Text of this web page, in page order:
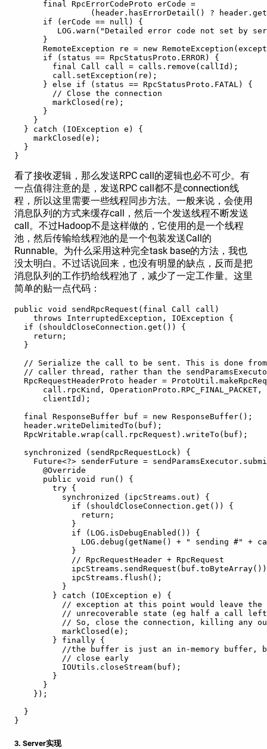
      final RpcErrorCodeProto erCode =
(header.hasErrorDetail() ?
      if (erCode == null) {
LOG.warn("Detailed error code not set by
      }
RemoteException re = new
      if (status == RpcStatusProto.ERROR) {
        final Call call = calls.remove(callId);
        call.setException(re);
      } else if (status == RpcStatusProto.FATAL) {
        // Close the connection
        markClosed(re);
      }
    }
  } catch (IOException e) {
    markClosed(e);
  }
}
看了接收逻辑，那么发送RPC call的逻辑也必不可少。有
一点值得注意的是，发送RPC call都不是connection线
程，所以这里需要一些线程同步方法。一般来说，会使用
消息队列的方式来缓存call，然后一个发送线程不断发送
call。不过Hadoop不是这样做的，它使用的是一个线程
池，然后传输给线程池的是一个包装发送Call的
Runnable。为什么采用这种完全task base的方法，我也
没太明白。不过话说回来，也没有明显的缺点，反而是把
消息队列的工作扔给线程池了，减少了一定工作量。 这里
简单的贴一点代码：
public void sendRpcRequest(final Call call)
    throws InterruptedException, IOException {
  if (shouldCloseConnection.get()) {
    return;
  }
// Serialize the call to be sent. This is done
// caller thread, rather than the
RpcRequestHeaderProto header =
call.rpcKind, OperationProto.RPC_FINAL_PACKET,
      clientId);
  final ResponseBuffer buf = new ResponseBuffer();
  header.writeDelimitedTo(buf);
  RpcWritable.wrap(call.rpcRequest).writeTo(buf);
  synchronized (sendRpcRequestLock) {
Future<?> senderFuture =
      @Override
      public void run() {
        try {
          synchronized (ipcStreams.out) {
            if (shouldCloseConnection.get()) {
              return;
            }
            if (LOG.isDebugEnabled()) {
LOG.debug(getName() + " sending #" +
            }
            // RpcRequestHeader + RpcRequest
            ipcStreams.flush();
          }
        } catch (IOException e) {
// exception at this point would leave the
// unrecoverable state (eg half a call
// So, close the connection, killing any
          markClosed(e);
        } finally {
//the buffer is just an in-memory buffer,
          // close early
          IOUtils.closeStream(buf);
        }
      }
    });
  }
}
3. Server实现